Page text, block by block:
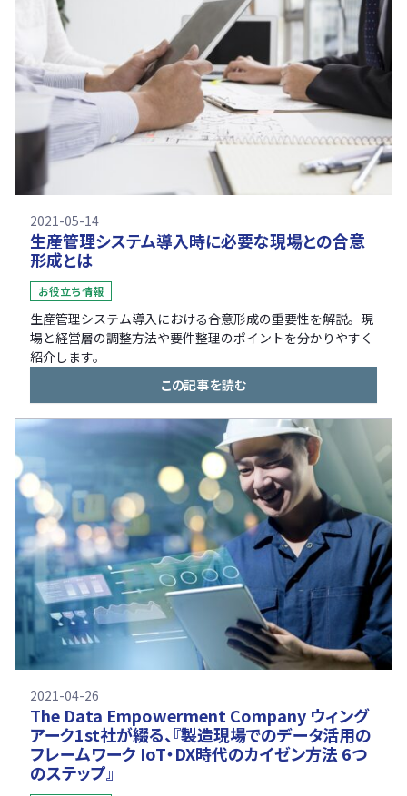
2021-05-14
生産管理システム導入時に必要な現場との合意
形成とは
お役立ち情報
生産管理システム導入における合意形成の重要性を解説。現
場と経営層の調整方法や要件整理のポイントを分かりやすく
紹介します。
この記事を読む
2021-04-26
The Data Empowerment Company ウィング
アーク1st社が綴る、『製造現場でのデータ活用の
フレームワーク IoT・DX時代のカイゼン方法 6つ
のステップ』